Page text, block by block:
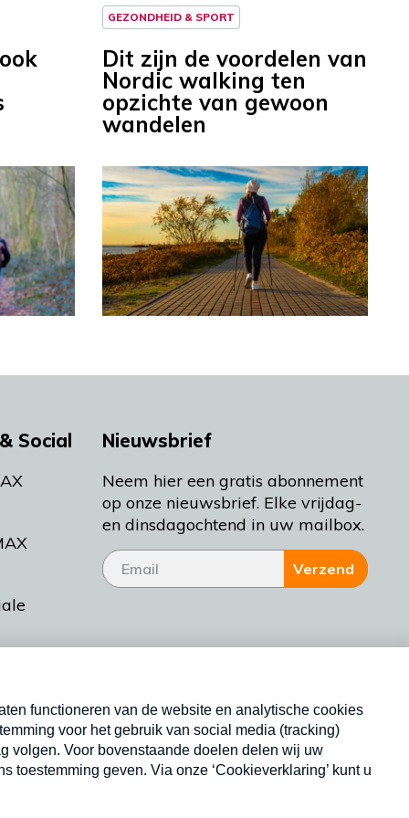
GEZONDHEID & SPORT
Dit zijn de voordelen van
Nordic walking ten
opzichte van gewoon
wandelen
Social
Bakt
Nieuwsbrief
Neem hier een gratis abonnement
op onze nieuwsbrief. Elke vrijdag-
en dinsdagochtend in uw mailbox.
Verzend
Nieuwsbrief
Neem hier een gratis abonnement op onze